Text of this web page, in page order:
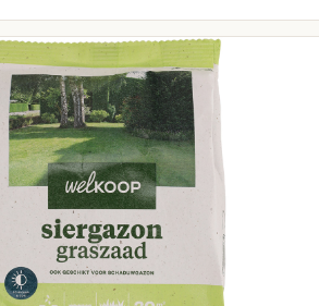
prijs € 33,95